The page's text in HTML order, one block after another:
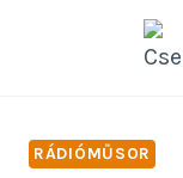
RÁDIÓMŰSOR